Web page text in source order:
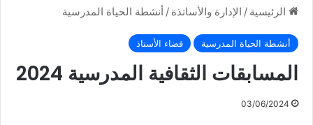
الرئيسية / الإدارة والأساتذة / أنشطة الحياة المدرسية
أنشطة الحياة المدرسية فضاء الأستاذ
المسابقات الثقافية المدرسية 2024
03/06/2024